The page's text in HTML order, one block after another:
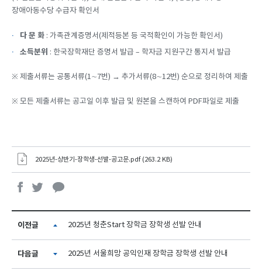
장애아동수당 수급자 확인서
다 문 화 : 가족관계증명서(제적등본 등 국적확인이 가능한 확인서)
소득분위 : 한국장학재단 증명서 발급 – 학자금 지원구간 통지서 발급
※ 제출서류는 공통서류(1∼7번) → 추가서류(8∼12번) 순으로 정리하여 제출
※ 모든 제출서류는 공고일 이후 발급 및 원본을 스캔하여 PDF파일로 제출
2025년-상반기-장학생-선발-공고문.pdf (263.2 KB)
이전글 2025년 청춘Start 장학금 장학생 선발 안내
다음글 2025년 서울희망 공익인재 장학금 장학생 선발 안내